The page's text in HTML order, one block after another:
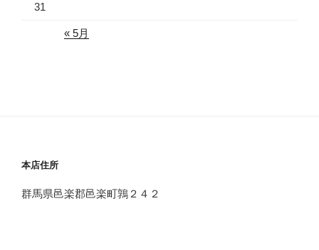
31
« 5月
本店住所
群馬県邑楽郡邑楽町鶉２４２